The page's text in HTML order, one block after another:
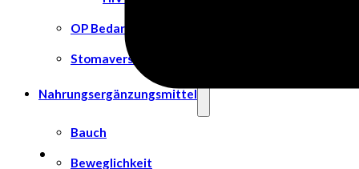
OP Bedarf
Stomaversorgung
Nahrungsergänzungsmittel
Bauch
Beweglichkeit